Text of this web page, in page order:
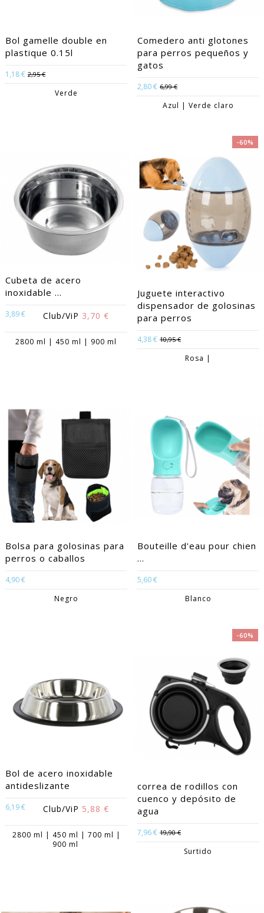
Bol gamelle double en
plastique 0.15l
1,18 € 2,95 €
Verde
Comedero anti glotones
para perros pequeños y
gatos
2,80 € 6,99 €
Azul | Verde claro
Cubeta de acero
inoxidable ...
3,89 € Club/ViP 3,70 €
2800 ml | 450 ml | 900 ml
-60%
Juguete interactivo
dispensador de golosinas
para perros
4,38 € 10,95 €
Rosa |
Bolsa para golosinas para
perros o caballos
4,90 €
Negro
Bouteille d'eau pour chien
...
5,60 €
Blanco
Bol de acero inoxidable
antideslizante
6,19 € Club/ViP 5,88 €
2800 ml | 450 ml | 700 ml |
900 ml
-60%
correa de rodillos con
cuenco y depósito de
agua
7,96 € 19,90 €
Surtido